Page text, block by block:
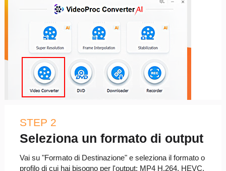
STEP 2
Seleziona un formato di output
Vai su "Formato di Destinazione" e seleziona il formato o
profilo di cui hai bisogno per l'output: MP4 H.264, HEVC,